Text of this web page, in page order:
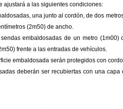
ajustará a las siguientes condiciones:
una junto al cordón, de dos
(2m50) de ancho.
embaldosadas de un metro
frente a las entradas de vehículos.
embaldosada serán protegidos con
deberán ser recubiertas con una